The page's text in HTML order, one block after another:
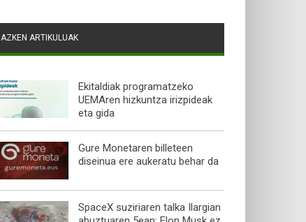
AZKEN ARTIKULUAK
Ekitaldiak programatzeko
UEMAren hizkuntza irizpideak
eta gida
Gure Monetaren billeteen
diseinua ere aukeratu behar da
SpaceX suziriaren talka Ilargian